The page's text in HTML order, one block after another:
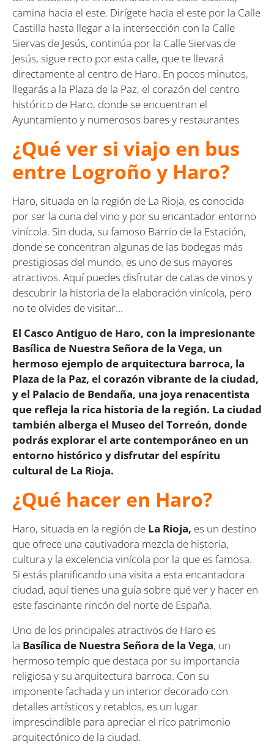
camina hacia el este. Dirígete hacia el este por la Calle
Castilla hasta llegar a la intersección con la Calle
Siervas de Jesús, continúa por la Calle Siervas de
Jesús, sigue recto por esta calle, que te llevará
directamente al centro de Haro. En pocos minutos,
llegarás a la Plaza de la Paz, el corazón del centro
histórico de Haro, donde se encuentran el
Ayuntamiento y numerosos bares y restaurantes
¿Qué ver si viajo en bus
entre Logroño y Haro?
Haro, situada en la región de La Rioja, es conocida
por ser la cuna del vino y por su encantador entorno
vinícola. Sin duda, su famoso Barrio de la Estación,
donde se concentran algunas de las bodegas más
prestigiosas del mundo, es uno de sus mayores
atractivos. Aquí puedes disfrutar de catas de vinos y
descubrir la historia de la elaboración vinícola, pero
no te olvides de visitar…
El Casco Antiguo de Haro, con la impresionante
Basílica de Nuestra Señora de la Vega, un
hermoso ejemplo de arquitectura barroca, la
Plaza de la Paz, el corazón vibrante de la ciudad,
y el Palacio de Bendaña, una joya renacentista
que refleja la rica historia de la región. La ciudad
también alberga el Museo del Torreón, donde
podrás explorar el arte contemporáneo en un
entorno histórico y disfrutar del espíritu
cultural de La Rioja.
¿Qué hacer en Haro?
Haro, situada en la región de La Rioja, es un destino
que ofrece una cautivadora mezcla de historia,
cultura y la excelencia vinícola por la que es famosa.
Si estás planificando una visita a esta encantadora
ciudad, aquí tienes una guía sobre qué ver y hacer en
este fascinante rincón del norte de España.
Uno de los principales atractivos de Haro es
la Basílica de Nuestra Señora de la Vega, un
hermoso templo que destaca por su importancia
religiosa y su arquitectura barroca. Con su
imponente fachada y un interior decorado con
detalles artísticos y retablos, es un lugar
imprescindible para apreciar el rico patrimonio
arquitectónico de la ciudad.